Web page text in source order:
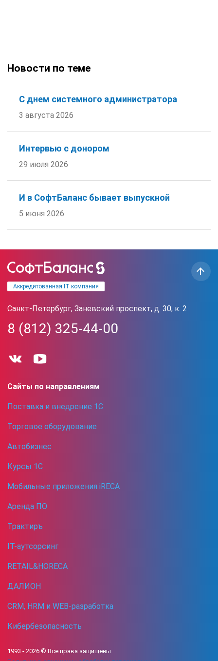
Новости по теме
С днем системного администратора
3 августа 2026
Интервью с донором
29 июля 2026
И в СофтБаланс бывает выпускной
5 июня 2026
Аккредитованная IT компания
Санкт-Петербург, Заневский проспект, д. 30, к. 2
8 (812) 325-44-00
Сайты по направлениям
Поставка и внедрение 1С
Торговое оборудование
Автобизнес
Курсы 1С
Мобильные приложения iRECA
Аренда ПО
Трактиръ
IT-аутсорсинг
RETAIL&HORECA
ДАЛИОН
CRM, HRM и WEB-разработка
Кибербезопасность
1993 - 2026 © Все права защищены